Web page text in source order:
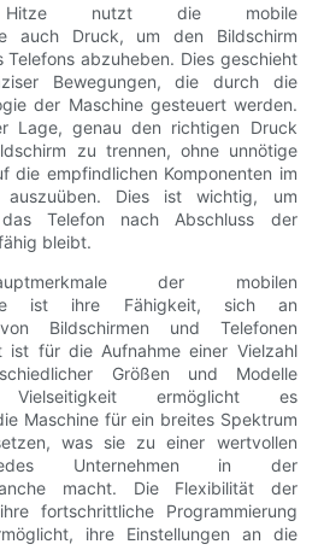
nutzt die mobile
auch Druck, um den Bildschirm
abzuheben. Dies geschieht
Bewegungen, die durch die
der Maschine gesteuert werden.
Lage, genau den richtigen Druck
zu trennen, ohne unnötige
die empfindlichen Komponenten im
auszuüben. Dies ist wichtig, um
Telefon nach Abschluss der
bleibt.
der mobilen
ist ihre Fähigkeit, sich an
Bildschirmen und Telefonen
ist für die Aufnahme einer Vielzahl
Größen und Modelle
ermöglicht es
Maschine für ein breites Spektrum
was sie zu einer wertvollen
Unternehmen in der
macht. Die Flexibilität der
fortschrittliche Programmierung
ihre Einstellungen an die